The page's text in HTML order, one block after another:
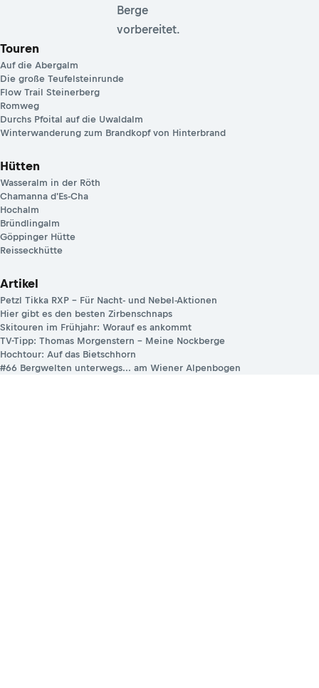
Berge
vorbereitet.
Touren
Auf die Abergalm
Die große Teufelsteinrunde
Flow Trail Steinerberg
Romweg
Durchs Pfoital auf die Uwaldalm
Winterwanderung zum Brandkopf von Hinterbrand
Hütten
Wasseralm in der Röth
Chamanna d'Es-Cha
Hochalm
Bründlingalm
Göppinger Hütte
Reisseckhütte
Artikel
Petzl Tikka RXP – Für Nacht- und Nebel-Aktionen
Hier gibt es den besten Zirbenschnaps
Skitouren im Frühjahr: Worauf es ankommt
TV-Tipp: Thomas Morgenstern – Meine Nockberge
Hochtour: Auf das Bietschhorn
#66 Bergwelten unterwegs... am Wiener Alpenbogen